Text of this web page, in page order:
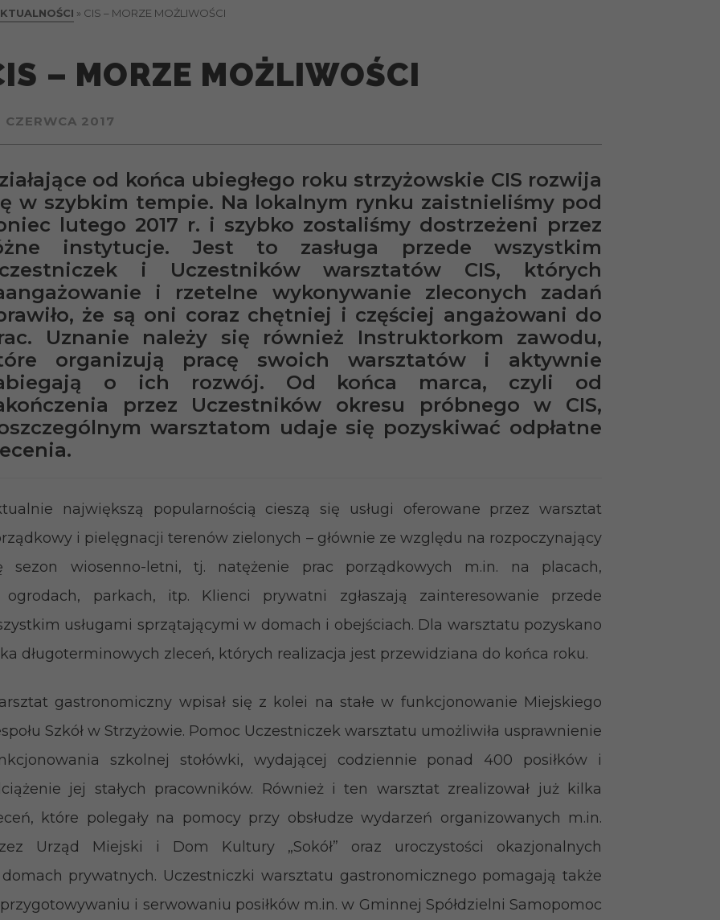
» CIS – MORZE MOŻLIWOŚCI
– MORZE MOŻLIWOŚCI
CZERWCA 2017
od końca ubiegłego roku strzyżowskie CIS rozwija
w szybkim tempie. Na lokalnym rynku zaistnieliśmy pod
lutego 2017 r. i szybko zostaliśmy dostrzeżeni przez
instytucje. Jest to zasługa przede wszystkim
i Uczestników warsztatów CIS, których
i rzetelne wykonywanie zleconych zadań
że są oni coraz chętniej i częściej angażowani do
Uznanie należy się również Instruktorkom zawodu,
organizują pracę swoich warsztatów i aktywnie
o ich rozwój. Od końca marca, czyli od
przez Uczestników okresu próbnego w CIS,
warsztatom udaje się pozyskiwać odpłatne
największą popularnością cieszą się usługi oferowane przez warsztat
i pielęgnacji terenów zielonych – głównie ze względu na rozpoczynający
sezon wiosenno-letni, tj. natężenie prac porządkowych m.in. na placach,
parkach, itp. Klienci prywatni zgłaszają zainteresowanie przede
usługami sprzątającymi w domach i obejściach. Dla warsztatu pozyskano
długoterminowych zleceń, których realizacja jest przewidziana do końca roku.
gastronomiczny wpisał się z kolei na stałe w funkcjonowanie Miejskiego
Szkół w Strzyżowie. Pomoc Uczestniczek warsztatu umożliwiła usprawnienie
szkolnej stołówki, wydającej codziennie ponad 400 posiłków i
jej stałych pracowników. Również i ten warsztat zrealizował już kilka
które polegały na pomocy przy obsłudze wydarzeń organizowanych m.in.
Urząd Miejski i Dom Kultury „Sokół” oraz uroczystości okazjonalnych
prywatnych. Uczestniczki warsztatu gastronomicznego pomagają także
i serwowaniu posiłków m.in. w Gminnej Spółdzielni Samopomoc